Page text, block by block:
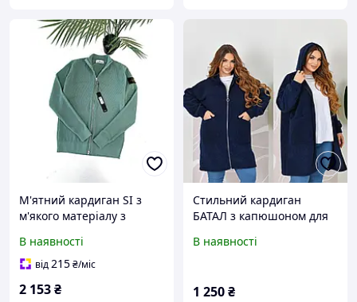
М'ятний кардиган SI з
м'якого матеріалу з
для стильного образу
жінок
В наявності
від215₴/міс
2 153₴
Стильний кардиган
БАТАЛ з капюшоном для
В наявності
1 250₴